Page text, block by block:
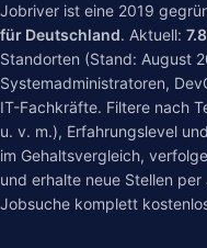
Jobriver ist eine 2019
für Deutschland. Aktuell:
Standorten (Stand: August
Systemadministratoren,
IT-Fachkräfte. Filtere nach
u. v. m.), Erfahrungslevel
im Gehaltsvergleich,
und erhalte neue Stellen
Jobsuche komplett